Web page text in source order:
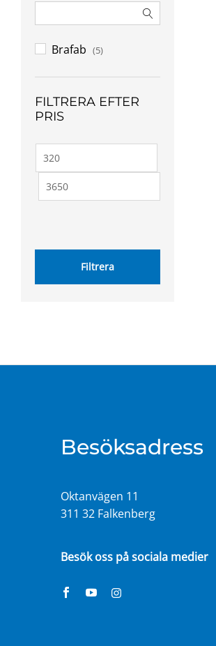
Brafab (5)
FILTRERA EFTER
PRIS
Min
pris
pris
Filtrera
Besöksadress
Oktanvägen 11
311 32 Falkenberg
Besök oss på sociala medier